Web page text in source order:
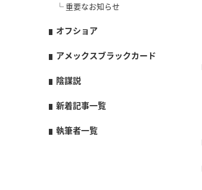
重要なお知らせ
オフショア
アメックスブラックカード
陰謀説
新着記事一覧
執筆者一覧